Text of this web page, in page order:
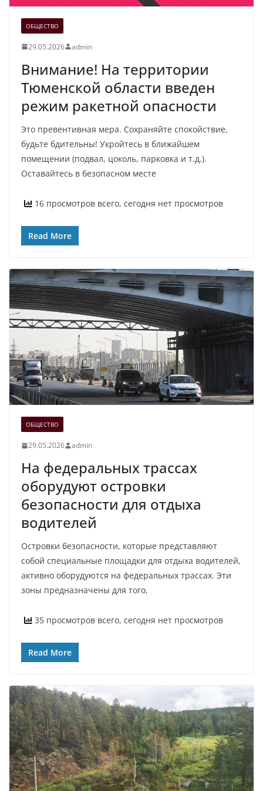
ОБЩЕСТВО
29.05.2026 admin
Внимание! На территории
Тюменской области введен
режим ракетной опасности
Это превентивная мера. Сохраняйте спокойствие,
будьте бдительны! Укройтесь в ближайшем
помещении (подвал, цоколь, парковка и т.д.).
Оставайтесь в безопасном месте
16 просмотров всего, сегодня нет просмотров
Read More
ОБЩЕСТВО
29.05.2026 admin
На федеральных трассах
оборудуют островки
безопасности для отдыха
водителей
Островки безопасности, которые представляют
собой специальные площадки для отдыха водителей,
активно оборудуются на федеральных трассах. Эти
зоны предназначены для того,
35 просмотров всего, сегодня нет просмотров
Read More